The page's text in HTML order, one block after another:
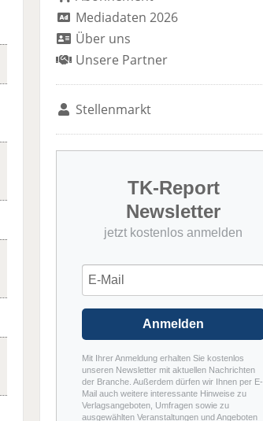
Mediadaten 2026
Über uns
Unsere Partner
Stellenmarkt
TK-Report
Newsletter
jetzt kostenlos anmelden
Anmelden
Mit Ihrer Anmeldung erhalten Sie kostenlos
unseren Newsletter mit aktuellen Nachrichten
der Branche. Außerdem dürfen wir Ihnen per E-
Mail auch weitere interessante Hinweise zu
Verlagsangeboten, Umfragen sowie zu
ausgewählten Veranstaltungen und Angeboten